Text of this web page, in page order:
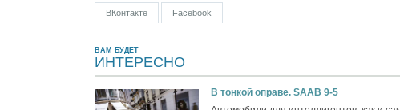
ВКонтакте Facebook
ВАМ БУДЕТ
ИНТЕРЕСНО
В тонкой оправе. SAAB 9-5